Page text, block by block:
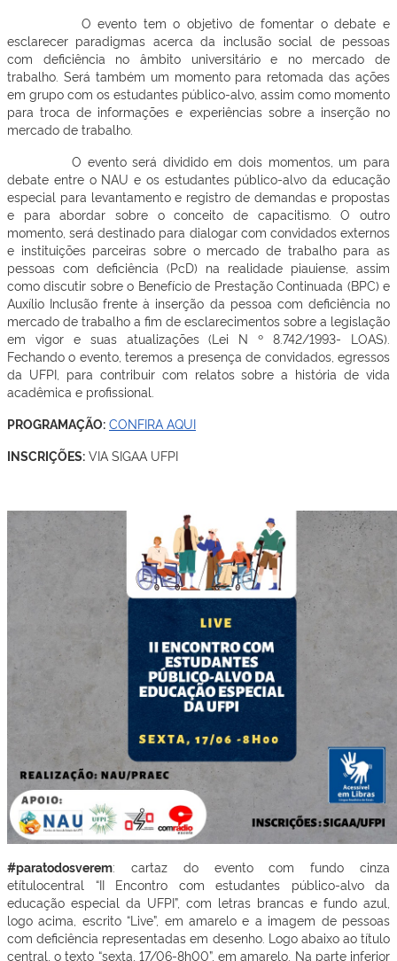
O evento tem o objetivo de fomentar o debate e
esclarecer paradigmas acerca da inclusão social de pessoas
com deficiência no âmbito universitário e no mercado de
trabalho. Será também um momento para retomada das ações
em grupo com os estudantes público-alvo, assim como momento
para troca de informações e experiências sobre a inserção no
mercado de trabalho.
O evento será dividido em dois momentos, um para
debate entre o NAU e os estudantes público-alvo da educação
especial para levantamento e registro de demandas e propostas
e para abordar sobre o conceito de capacitismo. O outro
momento, será destinado para dialogar com convidados externos
e instituições parceiras sobre o mercado de trabalho para as
pessoas com deficiência (PcD) na realidade piauiense, assim
como discutir sobre o Benefício de Prestação Continuada (BPC) e
Auxílio Inclusão frente à inserção da pessoa com deficiência no
mercado de trabalho a fim de esclarecimentos sobre a legislação
em vigor e suas atualizações (Lei N º 8.742/1993- LOAS).
Fechando o evento, teremos a presença de convidados, egressos
da UFPI, para contribuir com relatos sobre a história de vida
acadêmica e profissional.
PROGRAMAÇÃO: CONFIRA AQUI
INSCRIÇÕES: VIA SIGAA UFPI
#paratodosverem: cartaz do evento com fundo cinza
etítulocentral “II Encontro com estudantes público-alvo da
educação especial da UFPI”, com letras brancas e fundo azul,
logo acima, escrito “Live”, em amarelo e a imagem de pessoas
com deficiência representadas em desenho. Logo abaixo ao título
central, o texto “sexta, 17/06-8h00”, em amarelo. Na parte inferior